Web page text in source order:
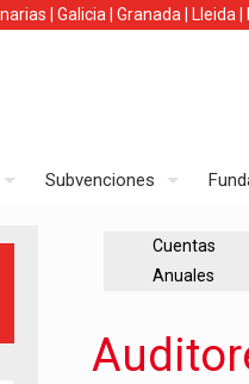
Galicia Granada Lleida
Subvenciones
Cuentas
Anuales